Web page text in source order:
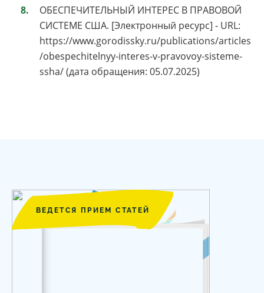
ОБЕСПЕЧИТЕЛЬНЫЙ ИНТЕРЕС В ПРАВОВОЙ
СИСТЕМЕ США. [Электронный ресурс] - URL:
https://www.gorodissky.ru/publications/articles
/obespechitelnyy-interes-v-pravovoy-sisteme-
ssha/ (дата обращения: 05.07.2025)
ВЕДЕТСЯ ПРИЕМ СТАТЕЙ